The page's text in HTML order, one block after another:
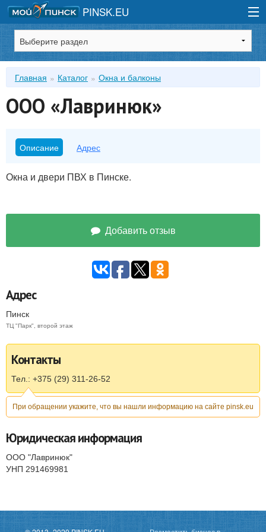
PINSK.EU
Зарегистрироваться
Главная Каталог Окна и балконы
ООО «Лавринюк»
Описание Адрес
Окна и двери ПВХ в Пинске.
Добавить отзыв
Адрес
Пинск
ТЦ "Парк", второй этаж
Контакты
Тел.: +375 (29) 311-26-52
При обращении укажите, что вы нашли информацию на сайте pinsk.eu
Юридическая информация
ООО "Лавринюк"
УНП 291469981